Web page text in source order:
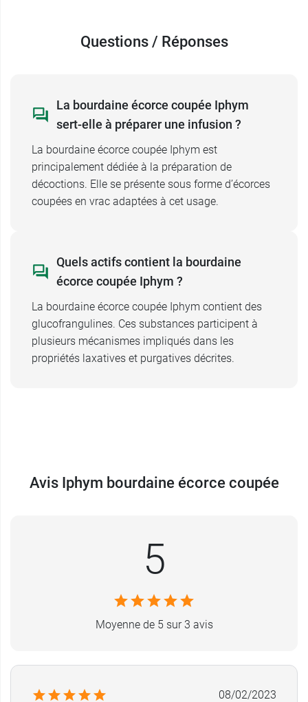
psyllium noir Iphym, réputées pour leur pouvoir
Questions / Réponses
La bourdaine écorce coupée Iphym
sert-elle à préparer une infusion ?
La bourdaine écorce coupée Iphym est
principalement dédiée à la préparation de
décoctions. Elle se présente sous forme d’écorces
coupées en vrac adaptées à cet usage.
Quels actifs contient la bourdaine
écorce coupée Iphym ?
La bourdaine écorce coupée Iphym contient des
glucofrangulines. Ces substances participent à
plusieurs mécanismes impliqués dans les
propriétés laxatives et purgatives décrites.
Avis Iphym bourdaine écorce coupée
5
Moyenne de 5 sur 3 avis
08/02/2023